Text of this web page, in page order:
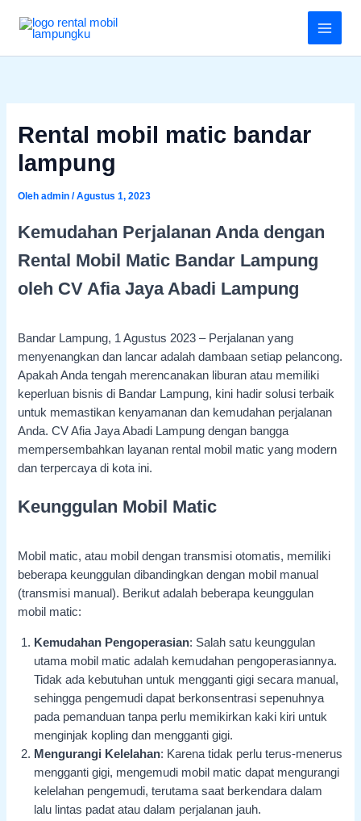
Rental mobil matic bandar
lampung
Olehadmin/Agustus 1, 2023
Kemudahan Perjalanan Anda dengan
Rental Mobil Matic Bandar Lampung
oleh CV Afia Jaya Abadi Lampung
Bandar Lampung, 1 Agustus 2023 – Perjalanan yang
menyenangkan dan lancar adalah dambaan setiap pelancong.
Apakah Anda tengah merencanakan liburan atau memiliki
keperluan bisnis di Bandar Lampung, kini hadir solusi terbaik
untuk memastikan kenyamanan dan kemudahan perjalanan
Anda. CV Afia Jaya Abadi Lampung dengan bangga
mempersembahkan layanan rental mobil matic yang modern
dan terpercaya di kota ini.
Keunggulan Mobil Matic
Mobil matic, atau mobil dengan transmisi otomatis, memiliki
beberapa keunggulan dibandingkan dengan mobil manual
(transmisi manual). Berikut adalah beberapa keunggulan
mobil matic:
Kemudahan Pengoperasian: Salah satu keunggulan
utama mobil matic adalah kemudahan pengoperasiannya.
Tidak ada kebutuhan untuk mengganti gigi secara manual,
sehingga pengemudi dapat berkonsentrasi sepenuhnya
pada pemanduan tanpa perlu memikirkan kaki kiri untuk
menginjak kopling dan mengganti gigi.
Mengurangi Kelelahan: Karena tidak perlu terus-menerus
mengganti gigi, mengemudi mobil matic dapat mengurangi
kelelahan pengemudi, terutama saat berkendara dalam
lalu lintas padat atau dalam perjalanan jauh.